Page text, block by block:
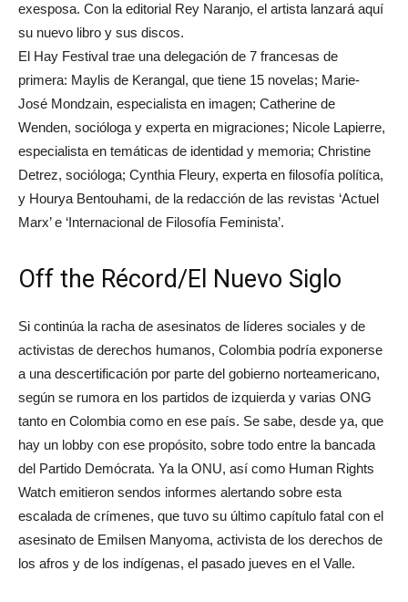
exesposa. Con la editorial Rey Naranjo, el artista lanzará aquí
su nuevo libro y sus discos.
El Hay Festival trae una delegación de 7 francesas de
primera: Maylis de Kerangal, que tiene 15 novelas; Marie-
José Mondzain, especialista en imagen; Catherine de
Wenden, socióloga y experta en migraciones; Nicole Lapierre,
especialista en temáticas de identidad y memoria; Christine
Detrez, socióloga; Cynthia Fleury, experta en filosofía política,
y Hourya Bentouhami, de la redacción de las revistas ‘Actuel
Marx’ e ‘Internacional de Filosofía Feminista’.
Off the Récord/El Nuevo Siglo
Si continúa la racha de asesinatos de líderes sociales y de
activistas de derechos humanos, Colombia podría exponerse
a una descertificación por parte del gobierno norteamericano,
según se rumora en los partidos de izquierda y varias ONG
tanto en Colombia como en ese país. Se sabe, desde ya, que
hay un lobby con ese propósito, sobre todo entre la bancada
del Partido Demócrata. Ya la ONU, así como Human Rights
Watch emitieron sendos informes alertando sobre esta
escalada de crímenes, que tuvo su último capítulo fatal con el
asesinato de Emilsen Manyoma, activista de los derechos de
los afros y de los indígenas, el pasado jueves en el Valle.